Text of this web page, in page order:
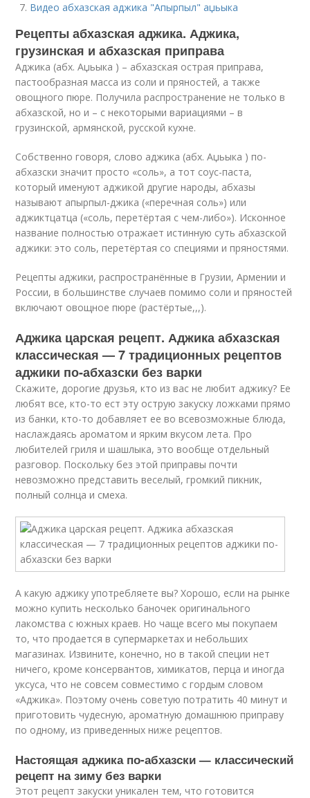
Видео абхазская аджика "Апырпыл" аџьыка
Рецепты абхазская аджика. Аджика,
грузинская и абхазская приправа
Аджика (абх. Аџьыка ) – абхазская острая приправа,
пастообразная масса из соли и пряностей, а также
овощного пюре. Получила распространение не только в
абхазской, но и – с некоторыми вариациями – в
грузинской, армянской, русской кухне.
Собственно говоря, слово аджика (абх. Аџьыка ) по-
абхазски значит просто «соль», а тот соус-паста,
который именуют аджикой другие народы, абхазы
называют апырпыл-джика («перечная соль») или
аджиктцатца («соль, перетёртая с чем-либо»). Исконное
название полностью отражает истинную суть абхазской
аджики: это соль, перетёртая со специями и пряностями.
Рецепты аджики, распространённые в Грузии, Армении и
России, в большинстве случаев помимо соли и пряностей
включают овощное пюре (растёртые,,,).
Аджика царская рецепт. Аджика абхазская
классическая — 7 традиционных рецептов
аджики по-абхазски без варки
Скажите, дорогие друзья, кто из вас не любит аджику? Ее
любят все, кто-то ест эту острую закуску ложками прямо
из банки, кто-то добавляет ее во всевозможные блюда,
наслаждаясь ароматом и ярким вкусом лета. Про
любителей гриля и шашлыка, это вообще отдельный
разговор. Поскольку без этой приправы почти
невозможно представить веселый, громкий пикник,
полный солнца и смеха.
А какую аджику употребляете вы? Хорошо, если на рынке
можно купить несколько баночек оригинального
лакомства с южных краев. Но чаще всего мы покупаем
то, что продается в супермаркетах и небольших
магазинах. Извините, конечно, но в такой специи нет
ничего, кроме консервантов, химикатов, перца и иногда
уксуса, что не совсем совместимо с гордым словом
«Аджика». Поэтому очень советую потратить 40 минут и
приготовить чудесную, ароматную домашнюю приправу
по одному, из приведенных ниже рецептов.
Настоящая аджика по-абхазски — классический
рецепт на зиму без варки
Этот рецепт закуски уникален тем, что готовится